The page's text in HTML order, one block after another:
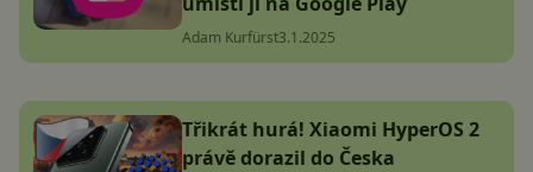
Adam Kurfürst3.1.2025
Třikrát hurá! Xiaomi HyperOS 2
právě dorazil do Česka